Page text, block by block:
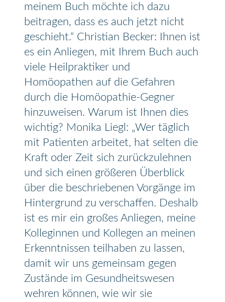
meinem Buch möchte ich dazu
beitragen, dass es auch jetzt nicht
geschieht.“ Christian Becker: Ihnen ist
es ein Anliegen, mit Ihrem Buch auch
viele Heilpraktiker und
Homöopathen auf die Gefahren
durch die Homöopathie-Gegner
hinzuweisen. Warum ist Ihnen dies
wichtig? Monika Liegl: „Wer täglich
mit Patienten arbeitet, hat selten die
Kraft oder Zeit sich zurückzulehnen
und sich einen größeren Überblick
über die beschriebenen Vorgänge im
Hintergrund zu verschaffen. Deshalb
ist es mir ein großes Anliegen, meine
Kolleginnen und Kollegen an meinen
Erkenntnissen teilhaben zu lassen,
damit wir uns gemeinsam gegen
Zustände im Gesundheitswesen
wehren können, wie wir sie